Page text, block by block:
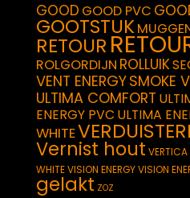
GOOD GOOD PVC
GOOTSTUK
RETOUR
ROLGORDIJN ROLLUIK
VENT ENERGYSMOKE
ULTIMA COMFORT
ENERGY PVC ULTIMA
WHITE
Vernist hout VERTICA
WHITEVISION ENERGYVISION
gelakt ZOZ